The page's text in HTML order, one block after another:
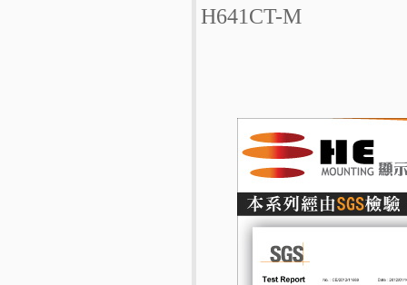
H641CT-M